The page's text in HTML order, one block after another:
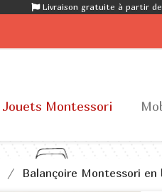
Livraison gratuite à partir de
Jouets Montessori
Balançoire Montessori